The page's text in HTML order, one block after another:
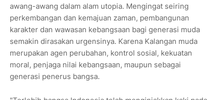
awang-awang dalam alam utopia. Mengingat seiring
perkembangan dan kemajuan zaman, pembangunan
karakter dan wawasan kebangsaan bagi generasi muda
semakin dirasakan urgensinya. Karena Kalangan muda
merupakan agen perubahan, kontrol sosial, kekuatan
moral, penjaga nilai kebangsaan, maupun sebagai
generasi penerus bangsa.